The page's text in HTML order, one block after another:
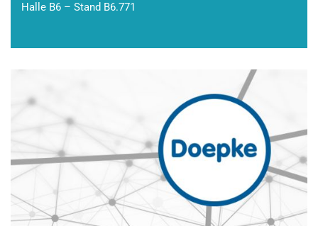
Halle B6 – Stand B6.771